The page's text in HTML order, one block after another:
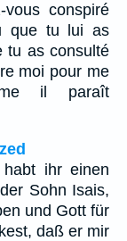
conspiré
que tu lui as
tu as consulté
moi pour me
il paraît
ihr einen
Sohn Isais,
und Gott für
daß er mir